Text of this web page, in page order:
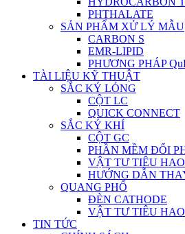
PHTHALATE
SẢN PHẨM XỬ LÝ MẪU
CARBON S
EMR-LIPID
PHƯƠNG PHÁP
TÀI LIỆU KỸ THUẬT
SẮC KÝ LỎNG
CỘT LC
QUICK CONNECT
SẮC KÝ KHÍ
CỘT GC
PHẦN MỀM ĐỔI
VẬT TƯ TIÊU
HƯỚNG DẪN
QUANG PHỔ
ĐÈN CATHODE
VẬT TƯ TIÊU HAO
TIN TỨC